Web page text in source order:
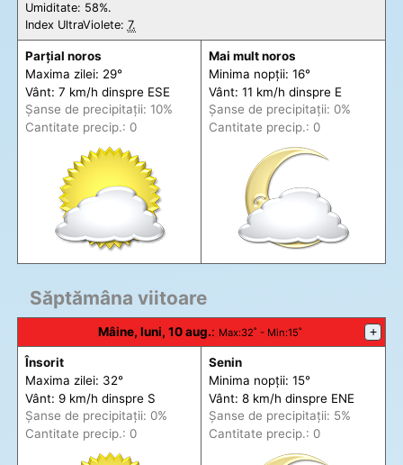
Umiditate: 58%.
Index UltraViolete: 7.
Parțial noros
Maxima zilei: 29°
Vânt: 7 km/h dinspre ESE
Șanse de precipitații: 10%
Cantitate precip.: 0
Mai mult noros
Minima nopții: 16°
Vânt: 11 km/h dinspre E
Șanse de precipitații: 0%
Cantitate precip.: 0
Săptămâna viitoare
Mâine, luni, 10 aug.: Max:32˚ - Min:15˚ +
Însorit
Maxima zilei: 32°
Vânt: 9 km/h dinspre S
Șanse de precipitații: 0%
Cantitate precip.: 0
Senin
Minima nopții: 15°
Vânt: 8 km/h dinspre ENE
Șanse de precipitații: 5%
Cantitate precip.: 0